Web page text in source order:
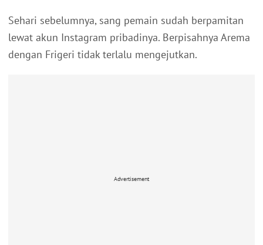
Sehari sebelumnya, sang pemain sudah berpamitan
lewat akun Instagram pribadinya. Berpisahnya Arema
dengan Frigeri tidak terlalu mengejutkan.
Advertisement